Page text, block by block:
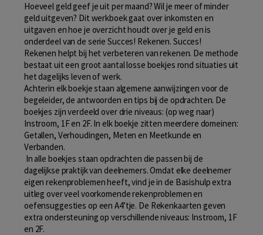
Hoeveel geld geef je uit per maand? Wil je meer of minder
geld uitgeven? Dit werkboek gaat over inkomsten en
uitgaven en hoe je overzicht houdt over je geld en is
onderdeel van de serie Succes! Rekenen. Succes!
Rekenen helpt bij het verbeteren van rekenen. De methode
bestaat uit een groot aantal losse boekjes rond situaties uit
het dagelijks leven of werk.
Achterin elk boekje staan algemene aanwijzingen voor de
begeleider, de antwoorden en tips bij de opdrachten. De
boekjes zijn verdeeld over drie niveaus: (op weg naar)
Instroom, 1F en 2F. In elk boekje zitten meerdere domeinen:
Getallen, Verhoudingen, Meten en Meetkunde en
Verbanden.
In alle boekjes staan opdrachten die passen bij de
dagelijkse praktijk van deelnemers. Omdat elke deelnemer
eigen rekenproblemen heeft, vind je in de Basishulp extra
uitleg over veel voorkomende rekenproblemen en
oefensuggesties op een A4’tje. De Rekenkaarten geven
extra ondersteuning op verschillende niveaus: Instroom, 1F
en 2F.